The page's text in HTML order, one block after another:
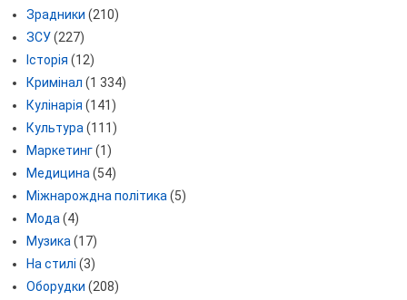
Зрадники (210)
ЗСУ(227)
Історія (12)
Кримінал (1 334)
Кулінарія (141)
Культура (111)
Маркетинг(1)
Медицина (54)
Міжнарождна політика (5)
Мода (4)
Музика (17)
На стилі (3)
Оборудки (208)